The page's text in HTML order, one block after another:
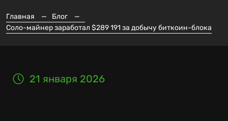
Главная — Блог
—
Соло-майнер заработал $289 191 за добычу биткоин-блока
21 января 2026